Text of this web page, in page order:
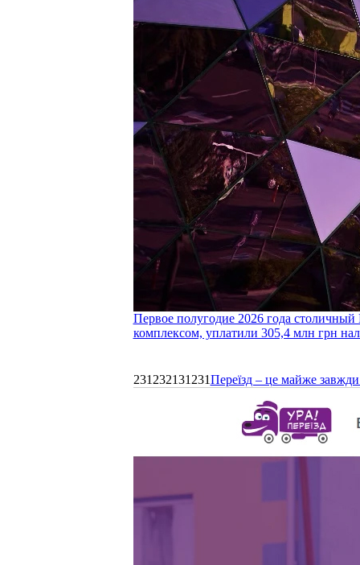
Первое полугодие 2026 года
комплексом, уплатили 305,4 млн грн
231232131231Переїзд – це майже